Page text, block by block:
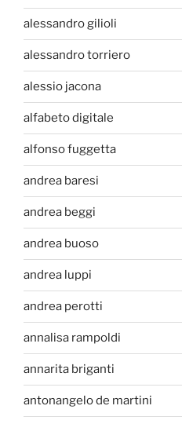
alessandro gilioli
alessandro torriero
alessio jacona
alfabeto digitale
alfonso fuggetta
andrea baresi
andrea beggi
andrea buoso
andrea luppi
andrea perotti
annalisa rampoldi
annarita briganti
antonangelo de martini